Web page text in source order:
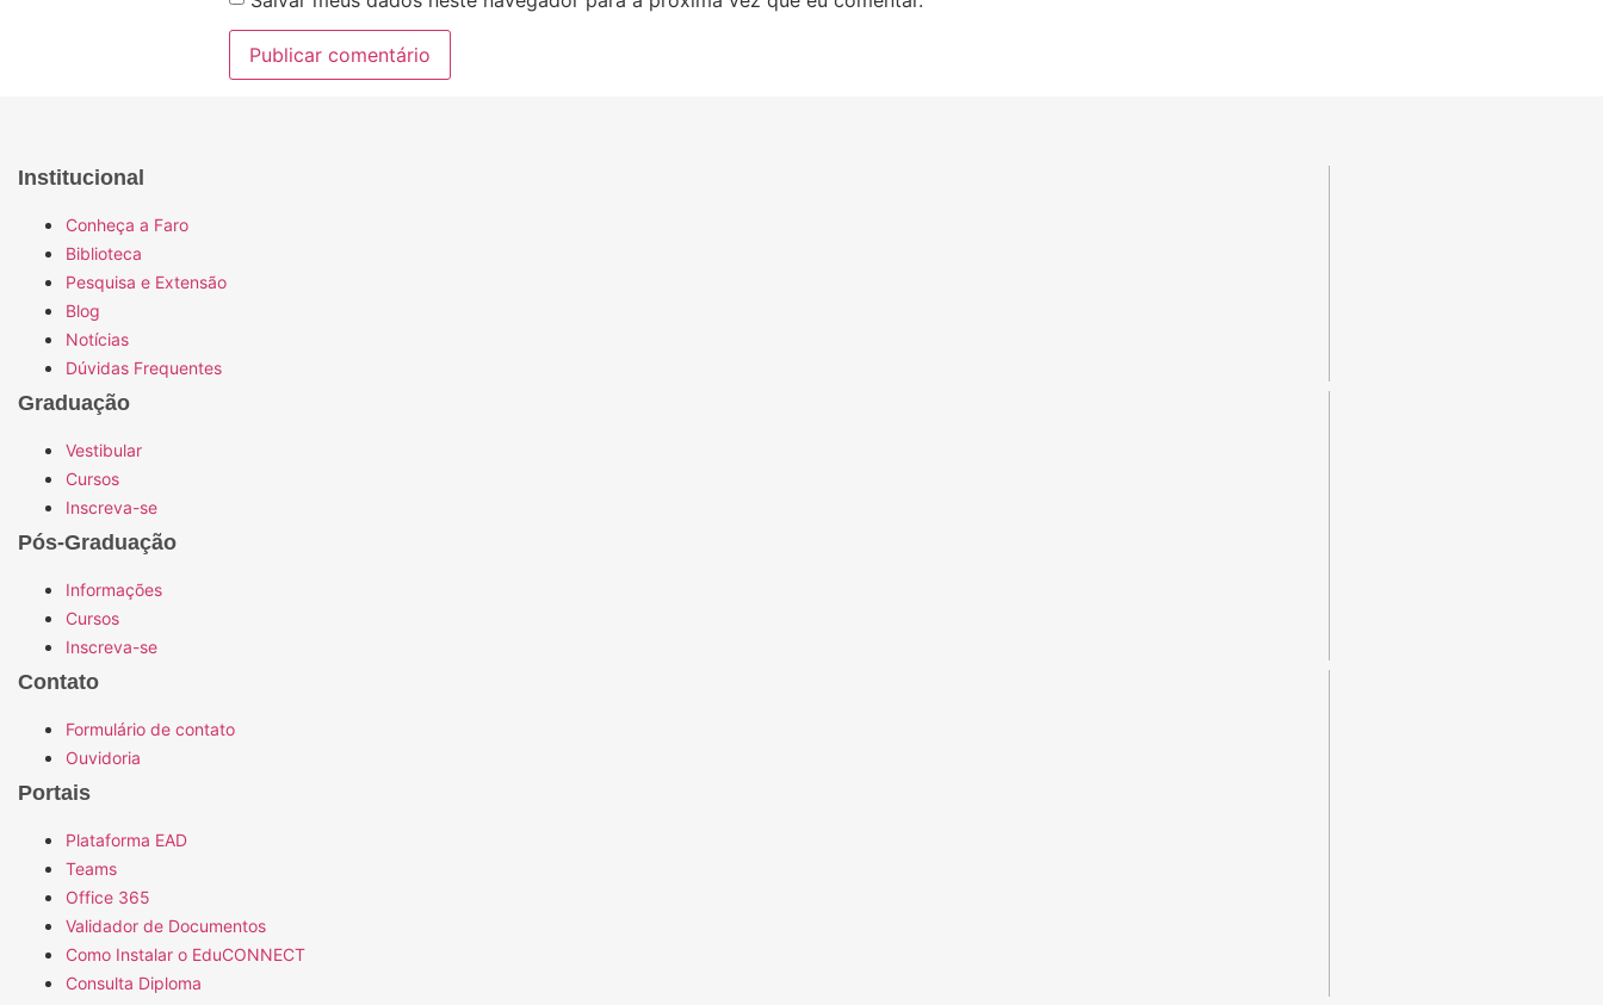
Institucional
Conheça a Faro
Biblioteca
Pesquisa e Extensão
Blog
Notícias
Dúvidas Frequentes
Graduação
Vestibular
Cursos
Inscreva-se
Pós-Graduação
Informações
Cursos
Inscreva-se
Contato
Formulário de contato
Ouvidoria
Portais
Plataforma EAD
Teams
Office 365
Validador de Documentos
Como Instalar o EduCONNECT
Consulta Diploma